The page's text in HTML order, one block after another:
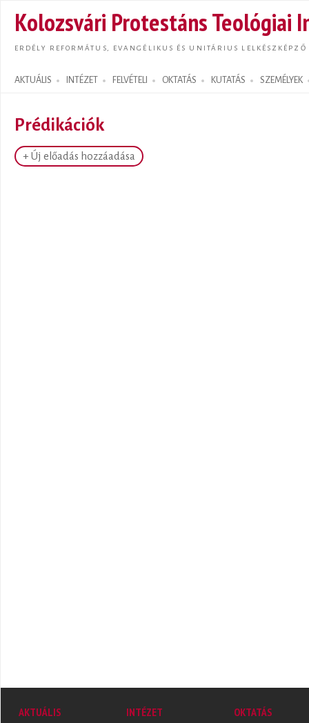
Kolozsvári Protestáns Teológiai
ERDÉLY REFORMÁTUS, EVANGÉLIKUS ÉS UNITÁRIUS LELKÉSZKÉPZŐ
AKTUÁLIS INTÉZET FELVÉTELI OKTATÁS KUTATÁS SZEMÉLYEK
Search form
Prédikációk
+ Új előadás hozzáadása
AKTUÁLIS
INTÉZET
OKTATÁS